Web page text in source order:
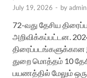
July 19, 2026 - byadmin
72-வது தேசிய
அறிவிக்கப்பட்டன.
திரைப்படங்களுக்கான
துறை மொத்தம் 10
பயணத்தில் மேலும்